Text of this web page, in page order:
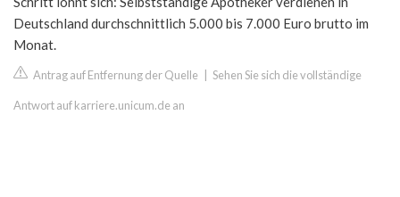
Deutschland durchschnittlich 5.000 bis 7.000 Euro brutto im
Monat.
Antrag auf Entfernung der Quelle Sehen Sie sich die vollständige
Antwort auf karriere.unicum.de an